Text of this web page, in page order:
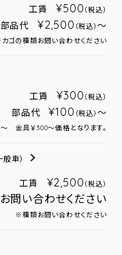
工賃 ¥500 （税込）
部品代 ¥2,500 （税込） ～
ゴの種類お問い合わせください
工賃 ¥300 （税込）
部品代 ¥100 （税込） ～
金具￥300～価格となります。
般車）
工賃 ¥2,500 （税込）
お問い合わせください
※種類お問い合わせください